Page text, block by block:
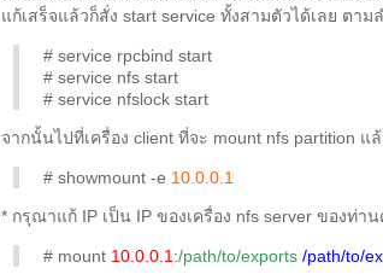
แก้เสร็จแล้วก็สั่ง start service ทั้งสามตัวได้เลย ตาม
# service rpcbind start
# service nfs start
# service nfslock start
จากนั้นไปที่เครื่อง client ที่จะ mount nfs partition
# showmount -e 10.0.0.1
* กรุณาแก้ IP เป็น IP ของเครื่อง nfs server ของท่า
# mount 10.0.0.1 :/path/to/exports /path/to/